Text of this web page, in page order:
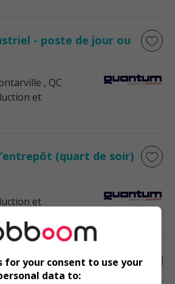
- poste de jour ou
, QC
et
(quart de soir)
et
de soir
for your consent to use your
data to: